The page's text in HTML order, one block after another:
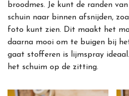
broodmes. Je kunt de randen
schuin naar binnen afsnijden,
foto kunt zien. Dit maakt het
daarna mooi om te buigen bij
gaat stofferen is lijmspray
het schuim op de zitting.